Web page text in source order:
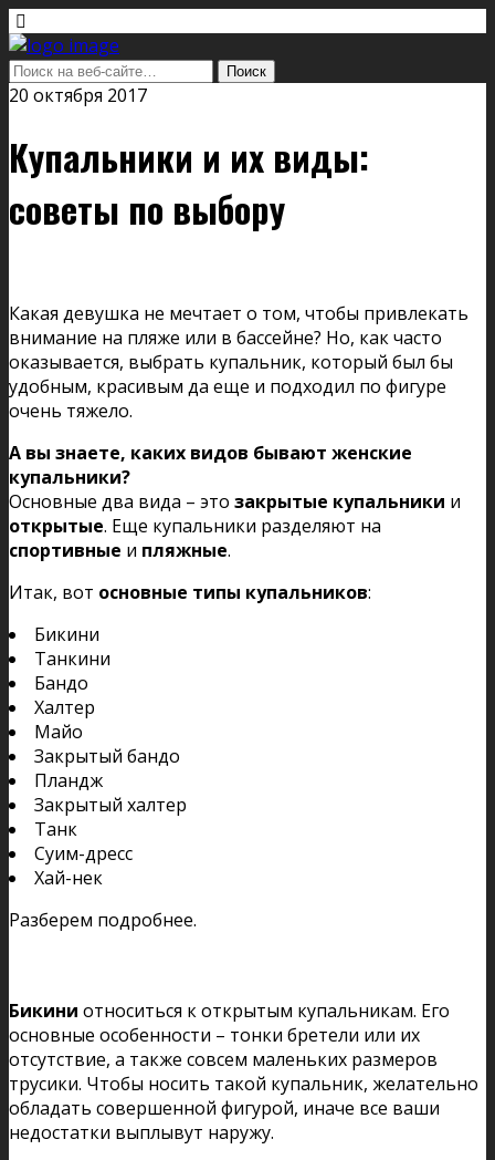
20 октября 2017
Купальники и их виды:
советы по выбору
Какая девушка не мечтает о том, чтобы привлекать
внимание на пляже или в бассейне? Но, как часто
оказывается, выбрать купальник, который был бы
удобным, красивым да еще и подходил по фигуре
очень тяжело.
А вы знаете, каких видов бывают женские
купальники?
Основные два вида – это закрытые купальники и
открытые. Еще купальники разделяют на
спортивные и пляжные.
Итак, вот основные типы купальников:
Бикини
Танкини
Бандо
Халтер
Майо
Закрытый бандо
Пландж
Закрытый халтер
Танк
Суим-дресс
Хай-нек
Разберем подробнее.
Бикини относиться к открытым купальникам. Его
основные особенности – тонки бретели или их
отсутствие, а также совсем маленьких размеров
трусики. Чтобы носить такой купальник, желательно
обладать совершенной фигурой, иначе все ваши
недостатки выплывут наружу.